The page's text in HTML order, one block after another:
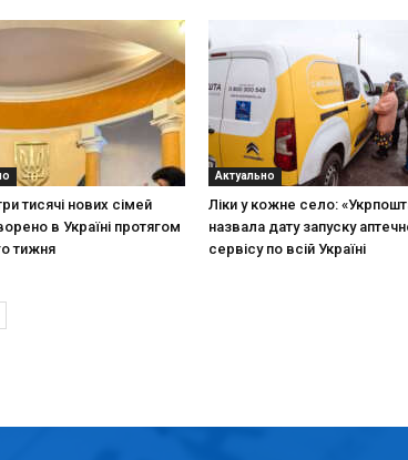
тисячі нових сімей
в Україні протягом
тижня
Актуально
Ліки у кожне село:
назвала дату запуску
сервісу по всій Україні